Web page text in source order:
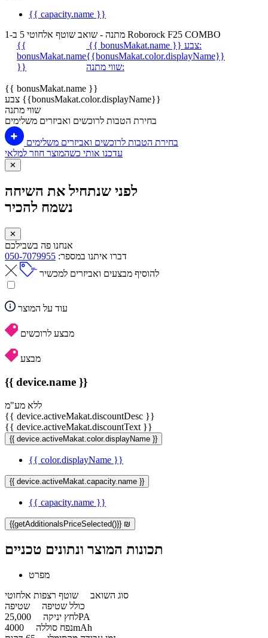
{{ capacity.name }}
מתנה - שואב שוטף אלחוטי 5 ב-1 Roborock F25 COMBO
{{
bonusMakat.name
}}
{{ bonusMakat.name }}
צבע:
{{bonusMakat.color.displayName}}
שווי מתנה:
{{ bonusMakat.name }}
צבע {{bonusMakat.color.displayName}}
שווי מתנה
בחירת הטבות לרוכשים ואביזרים משלימים
בחירת הטבות לרוכשים ואביזרים משלימים
עדכנו אותי כשהמוצר חוזר למלאי
✕
לפני שנתחיל את השיחה
נשמח להכיר
✕
אנחנו פה בשבילכם
דברו איתנו במספר: 050-7079955
להוסיף מבצעים ואביזרים למכשיר
עוד על המוצר
מבצע לרוכשים
מבצע
{{ device.name }}
ללא מע"מ
{{ device.activeMakat.discountDesc }}
{{ device.activeMakat.discountText }}
{{ device.activeMakat.color.displayName }}
{{ color.displayName }}
{{ device.activeMakat.capacity.name }}
{{ capacity.name }}
{{getAdditionalsPriceSelected()}} ₪
תכונות המוצר ונתונים טכניים
מפרט
סוג השואב שוטף רצפות אלחוטי
כולל שטיפה שטיפה
לחץ יניקה25,000PA
נפח סוללה4000mAh